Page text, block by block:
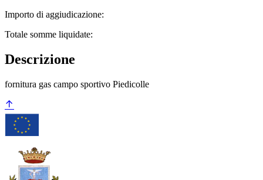
Importo di aggiudicazione:
Totale somme liquidate:
Descrizione
fornitura gas campo sportivo Piedicolle